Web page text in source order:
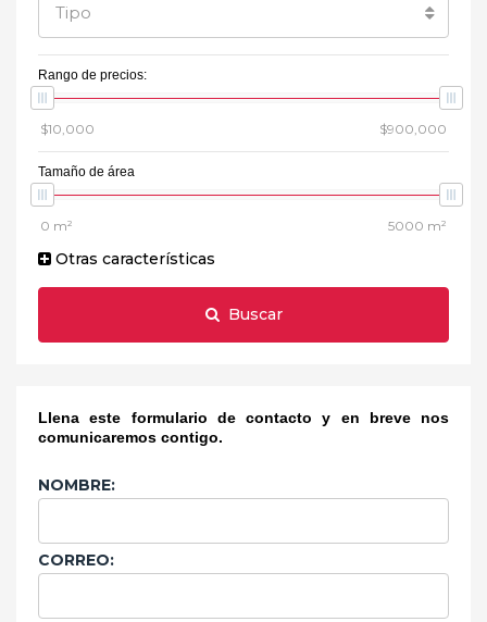
Tipo
Rango de precios:
Tamaño de área
Otras características
Buscar
Llena este formulario de contacto y en breve nos
comunicaremos contigo.
NOMBRE:
CORREO: